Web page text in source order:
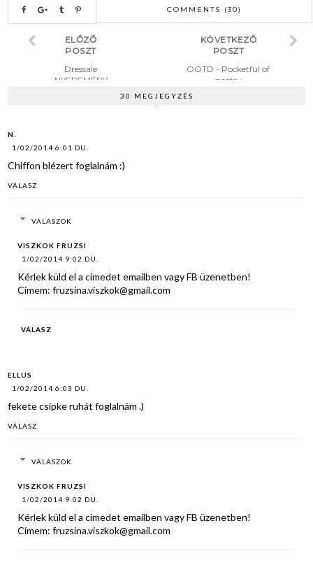
COMMENTS (30)
KÖVETKEZŐ
POSZT
OOTD - Pocketful of
poetry
ELŐZŐ
POSZT
Dressale
NYEREMÉNY
30 MEGJEGYZÉS
N.
1/02/2014 6:01 DU.
Chiffon blézert foglalnám :)
VÁLASZ
VÁLASZOK
VISZKOK FRUZSI
1/02/2014 9:02 DU.
Kérlek küld el a címedet emailben vagy FB üzenetben!
Címem: fruzsina.viszkok@gmail.com
VÁLASZ
ELLUS
1/02/2014 6:03 DU.
fekete csipke ruhát foglalnám .)
VÁLASZ
VÁLASZOK
VISZKOK FRUZSI
1/02/2014 9:02 DU.
Kérlek küld el a címedet emailben vagy FB üzenetben!
Címem: fruzsina.viszkok@gmail.com